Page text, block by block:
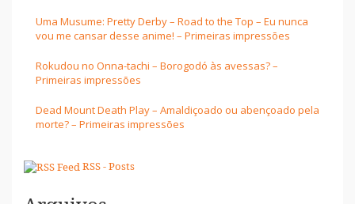
Uma Musume: Pretty Derby – Road to the Top – Eu nunca
vou me cansar desse anime! – Primeiras impressões
Rokudou no Onna-tachi – Borogodó às avessas? –
Primeiras impressões
Dead Mount Death Play – Amaldiçoado ou abençoado pela
morte? – Primeiras impressões
RSS - Posts